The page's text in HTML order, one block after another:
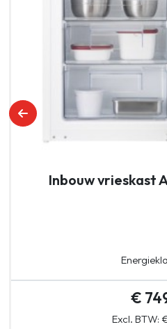
Inbouw vrieskast
€
Excl. BTW: